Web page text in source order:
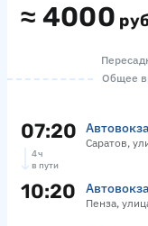
≈ 4000
Общее
07:20 Саратов,
4 ч
в пути
10:20 Пенза,